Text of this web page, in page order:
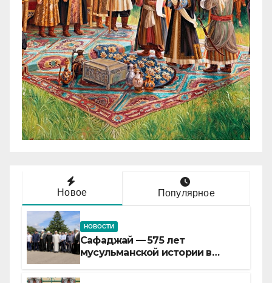
Новое Популярное
НОВОСТИ
Сафаджай — 575 лет
мусульманской истории в